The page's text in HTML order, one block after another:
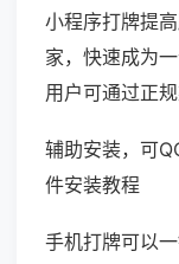
小程序打牌提
家，快速成为
用户可通过正
辅助安装，可
件安装教程
手机打牌可以